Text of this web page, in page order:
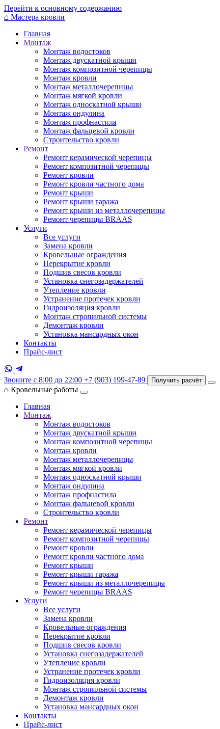
Перейти к основному содержанию
⌂ Мастера кровли
Главная
Монтаж
Монтаж водостоков
Монтаж двускатной крыши
Монтаж композитной черепицы
Монтаж кровли
Монтаж металлочерепицы
Монтаж мягкой кровли
Монтаж односкатной крыши
Монтаж ондулина
Монтаж профнастила
Монтаж фальцевой кровли
Строительство кровли
Ремонт
Ремонт керамической черепицы
Ремонт композитной черепицы
Ремонт кровли
Ремонт кровли частного дома
Ремонт крыши
Ремонт крыши гаража
Ремонт крыши из металлочерепицы
Ремонт черепицы BRAAS
Услуги
Все услуги
Замена кровли
Кровельные ограждения
Перекрытие кровли
Подшив свесов кровли
Установка снегозадержателей
Утепление кровли
Устранение протечек кровли
Гидроизоляция кровли
Монтаж стропильной системы
Демонтаж кровли
Установка мансардных окон
Контакты
Прайс-лист
Звоните с 8:00 до 22:00 +7 (903) 199-47-89 Получить расчёт
⌂ Кровельные работы
Главная
Монтаж
Монтаж водостоков
Монтаж двускатной крыши
Монтаж композитной черепицы
Монтаж кровли
Монтаж металлочерепицы
Монтаж мягкой кровли
Монтаж односкатной крыши
Монтаж ондулина
Монтаж профнастила
Монтаж фальцевой кровли
Строительство кровли
Ремонт
Ремонт керамической черепицы
Ремонт композитной черепицы
Ремонт кровли
Ремонт кровли частного дома
Ремонт крыши
Ремонт крыши гаража
Ремонт крыши из металлочерепицы
Ремонт черепицы BRAAS
Услуги
Все услуги
Замена кровли
Кровельные ограждения
Перекрытие кровли
Подшив свесов кровли
Установка снегозадержателей
Утепление кровли
Устранение протечек кровли
Гидроизоляция кровли
Монтаж стропильной системы
Демонтаж кровли
Установка мансардных окон
Контакты
Прайс-лист